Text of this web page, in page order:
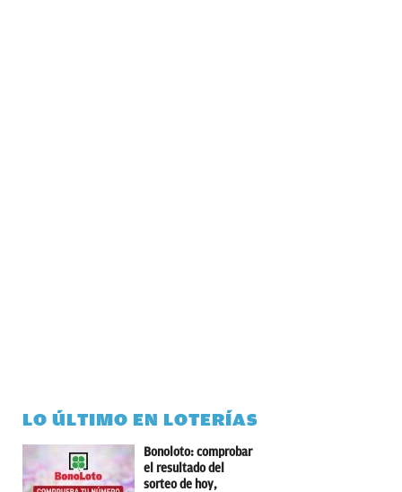
LO ÚLTIMO EN LOTERÍAS
Bonoloto: comprobar
el resultado del
sorteo de hoy,